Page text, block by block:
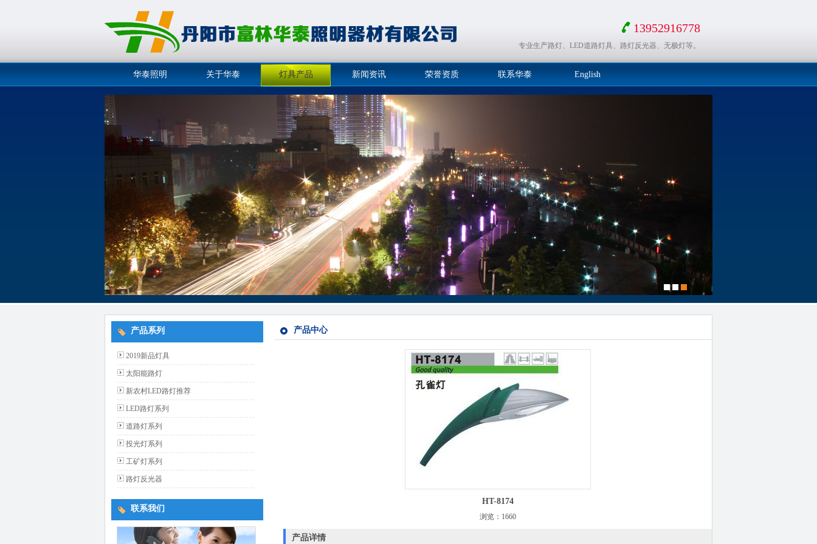
13952916778
专业生产路灯、LED道路灯具、路灯反光器、无极灯等。
华泰照明 关于华泰 灯具产品 新闻资讯 荣誉资质 联系华泰 English
产品系列
2019新品灯具
太阳能路灯
新农村LED路灯推荐
LED路灯系列
道路灯系列
投光灯系列
工矿灯系列
路灯反光器
联系我们
产品中心
HT-8174
浏览：1660
产品详情